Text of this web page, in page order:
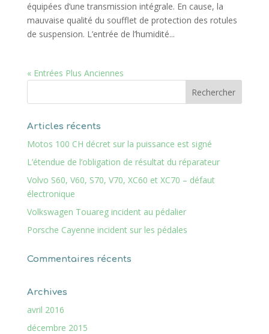
équipées d’une transmission intégrale. En cause, la
mauvaise qualité du soufflet de protection des rotules
de suspension. L’entrée de l’humidité...
« Entrées Plus Anciennes
Articles récents
Motos 100 CH décret sur la puissance est signé
L’étendue de l’obligation de résultat du réparateur
Volvo S60, V60, S70, V70, XC60 et XC70 – défaut
électronique
Volkswagen Touareg incident au pédalier
Porsche Cayenne incident sur les pédales
Commentaires récents
Archives
avril 2016
décembre 2015